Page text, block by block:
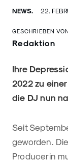
NEWS. 22.
GESCHRIEBEN
Redaktion
Ihre
2022 zu
die DJ nun
Seit
geworden.
Producerin